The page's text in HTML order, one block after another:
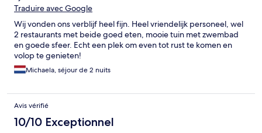
Traduire avec Google
Wij vonden ons verblijf heel fijn. Heel vriendelijk personeel, wel
2 restaurants met beide goed eten, mooie tuin met zwembad
en goede sfeer. Echt een plek om even tot rust te komen en
volop te genieten!
Michaela, séjour de 2 nuits
Avis vérifié
10/10 Exceptionnel